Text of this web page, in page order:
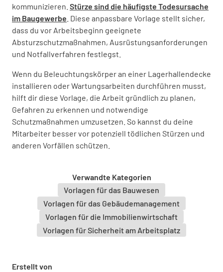
kommunizieren. Stürze sind die häufigste Todesursache
im Baugewerbe . Diese anpassbare Vorlage stellt sicher,
dass du vor Arbeitsbeginn geeignete
Absturzschutzmaßnahmen, Ausrüstungsanforderungen
und Notfallverfahren festlegst.
Wenn du Beleuchtungskörper an einer Lagerhallendecke
installieren oder Wartungsarbeiten durchführen musst,
hilft dir diese Vorlage, die Arbeit gründlich zu planen,
Gefahren zu erkennen und notwendige
Schutzmaßnahmen umzusetzen. So kannst du deine
Mitarbeiter besser vor potenziell tödlichen Stürzen und
anderen Vorfällen schützen.
Verwandte Kategorien
Vorlagen für das Bauwesen
Vorlagen für das Gebäudemanagement
Vorlagen für die Immobilienwirtschaft
Vorlagen für Sicherheit am Arbeitsplatz
Erstellt von
JA NEIN
Sind die Arbeitsgeräte und Werkzeuge für die
Arbeit in der Höhe geeignet und in Ordnung?
JA NEIN
Wurden die Mitarbeiter für die Arbeit in der
Höhe ausgebildet und unterwiesen?
Zugangs- und Absturzsicherung